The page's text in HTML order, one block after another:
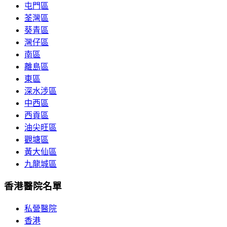
屯門區
荃灣區
葵青區
灣仔區
南區
離島區
東區
深水涉區
中西區
西貢區
油尖旺區
觀塘區
黃大仙區
九龍城區
香港醫院名單
私營醫院
香港